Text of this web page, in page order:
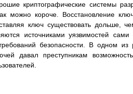
криптографические системы
можно короче. Восстановление
ключ существовать дольше,
источниками уязвимостей
безопасности. В одном
давал преступникам